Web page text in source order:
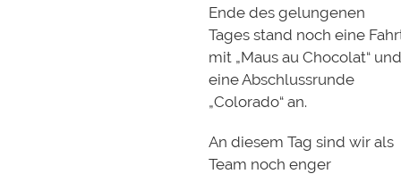
Ende des gelungenen
Tages stand noch eine
mit „Maus au Chocolat“
eine Abschlussrunde
„Colorado“ an.
An diesem Tag sind wir als
Team noch enger